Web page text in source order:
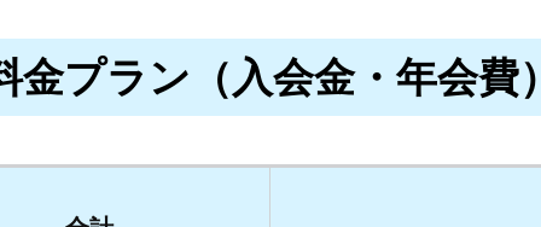
金プラン（入会金・年会費